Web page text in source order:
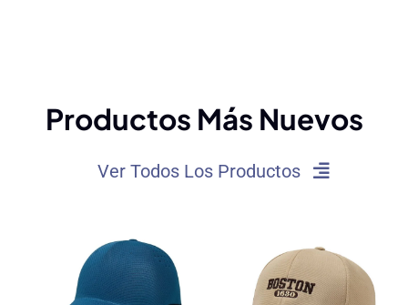
Productos Más Nuevos
Ver Todos Los Productos